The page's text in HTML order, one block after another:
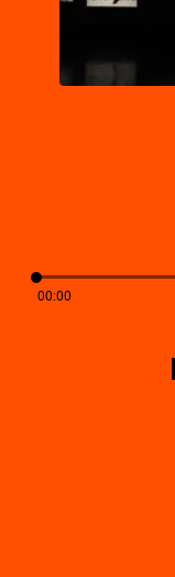
00:00